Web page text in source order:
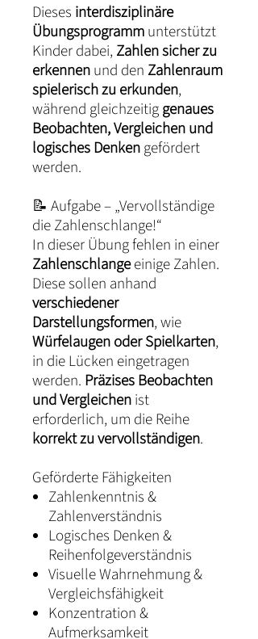
Dieses interdisziplinäre
Übungsprogrammunterstützt
Kinder dabei, Zahlen sicher zu
erkennenund den Zahlenraum
spielerisch zu erkunden,
während gleichzeitiggenaues
Beobachten, Vergleichen und
logisches Denkengefördert
werden.
📝 Aufgabe – „Vervollständige
die Zahlenschlange!“
In dieser Übung fehlen in einer
Zahlenschlangeeinige Zahlen.
Diese sollen anhand
verschiedener
Darstellungsformen, wie
Würfelaugen oder Spielkarten,
in die Lücken eingetragen
werden. Präzises Beobachten
und Vergleichenist
erforderlich, um die Reihe
korrekt zu vervollständigen.
Geförderte Fähigkeiten
Zahlenkenntnis &
Zahlenverständnis
Logisches Denken &
Reihenfolgeverständnis
Visuelle Wahrnehmung &
Vergleichsfähigkeit
Konzentration &
Aufmerksamkeit